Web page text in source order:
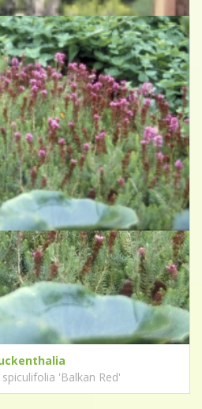
'Balkan Red'